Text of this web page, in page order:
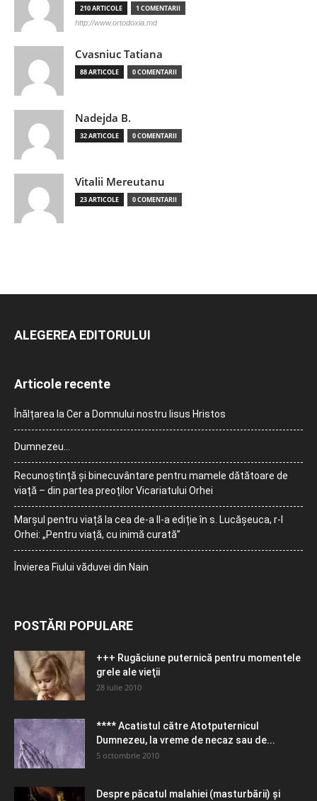
210 ARTICOLE 1 COMENTARII
http://www.ortodoxia.md
Cvasniuc Tatiana
88 ARTICOLE 0 COMENTARII
Nadejda B.
32 ARTICOLE 0 COMENTARII
Vitalii Mereutanu
23 ARTICOLE 0 COMENTARII
ALEGEREA EDITORULUI
Articole recente
Înălțarea la Cer a Domnului nostru Iisus Hristos
Dumnezeu…
Recunoștință și binecuvântare pentru mamele dătătoare de
viață – din partea preoților Vicariatului Orhei
Marșul pentru viață la cea de-a II-a ediție în s. Lucășeuca, r-l
Orhei: „Pentru viață, cu inimă curată”
Învierea Fiului văduvei din Nain
POSTĂRI POPULARE
+++ Rugăciune puternică pentru momentele
grele ale vieţii
28 iulie 2010
**** Acatistul către Atotputernicul
Dumnezeu, la vreme de necaz sau de...
5 octombrie 2010
Despre păcatul malahiei (masturbării) şi